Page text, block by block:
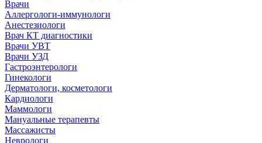
Врачи
Аллергологи-иммунологи
Анестезиологи
Врач КТ диагностики
Врачи УВТ
Врачи УЗД
Гастроэнтерологи
Гинекологи
Дерматологи, косметологи
Кардиологи
Маммологи
Мануальные терапевты
Массажисты
Неврологи